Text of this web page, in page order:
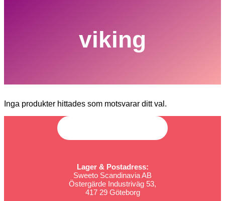
viking
Inga produkter hittades som motsvarar ditt val.
Lager & Postadress:
Sweeto Scandinavia AB
Östergärde Industriväg 53,
417 29 Göteborg